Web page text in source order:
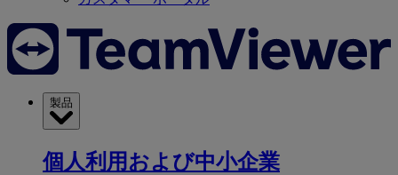
製品
個人利用および中小企業